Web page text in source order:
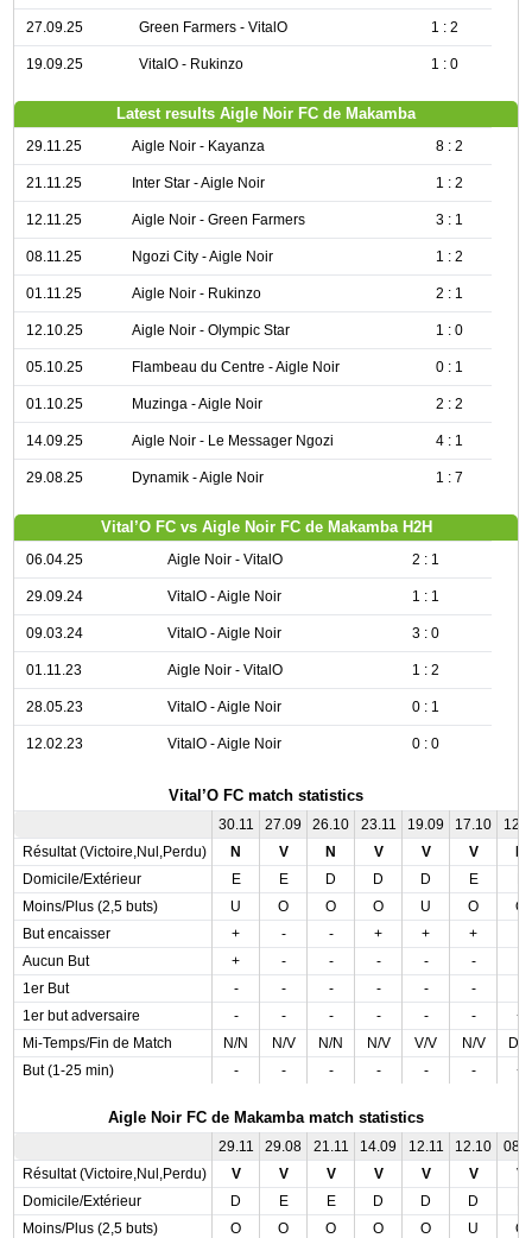
27.09.25 Green Farmers - VitalO 1 : 2
19.09.25 VitalO - Rukinzo 1 : 0
Latest results Aigle Noir FC de Makamba
29.11.25 Aigle Noir - Kayanza 8 : 2
21.11.25 Inter Star - Aigle Noir 1 : 2
12.11.25 Aigle Noir - Green Farmers 3 : 1
08.11.25 Ngozi City - Aigle Noir 1 : 2
01.11.25 Aigle Noir - Rukinzo 2 : 1
12.10.25 Aigle Noir - Olympic Star 1 : 0
05.10.25 Flambeau du Centre - Aigle Noir 0 : 1
01.10.25 Muzinga - Aigle Noir 2 : 2
14.09.25 Aigle Noir - Le Messager Ngozi 4 : 1
29.08.25 Dynamik - Aigle Noir 1 : 7
Vital’O FC vs Aigle Noir FC de Makamba H2H
06.04.25 Aigle Noir - VitalO 2 : 1
29.09.24 VitalO - Aigle Noir 1 : 1
09.03.24 VitalO - Aigle Noir 3 : 0
01.11.23 Aigle Noir - VitalO 1 : 2
28.05.23 VitalO - Aigle Noir 0 : 1
12.02.23 VitalO - Aigle Noir 0 : 0
Vital’O FC match statistics
30.11 27.09 26.10 23.11 19.09 17.10
Résultat (Victoire,Nul,Perdu)
N V N V V V
Domicile/Extérieur
E E D D D E
Moins/Plus (2,5 buts)
U O O O U O
O
But encaisser
+ - - + + +
Aucun But
+ - - - - -
1er But
- - - - - -
1er but adversaire
- - - - - -
+
Mi-Temps/Fin de Match
N/N N/V N/N N/V V/V N/V
D/
But (1-25 min)
- - - - - - +
Aigle Noir FC de Makamba match statistics
29.11 29.08 21.11 14.09 12.11 12.10
Résultat (Victoire,Nul,Perdu)
V V V V V V
V
Domicile/Extérieur
D E E D D D
Moins/Plus (2,5 buts)
O O O O O U
O